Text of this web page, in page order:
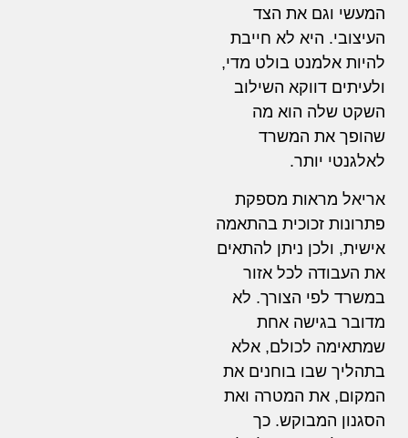
המעשי וגם את הצד
העיצובי. היא לא חייבת
להיות אלמנט בולט מדי,
ולעיתים דווקא השילוב
השקט שלה הוא מה
שהופך את המשרד
לאלגנטי יותר.
אריאל מראות מספקת
פתרונות זכוכית בהתאמה
אישית, ולכן ניתן להתאים
את העבודה לכל אזור
במשרד לפי הצורך. לא
מדובר בגישה אחת
שמתאימה לכולם, אלא
בתהליך שבו בוחנים את
המקום, את המטרה ואת
הסגנון המבוקש. כך